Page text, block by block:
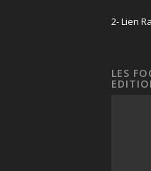
2- Lien
LES